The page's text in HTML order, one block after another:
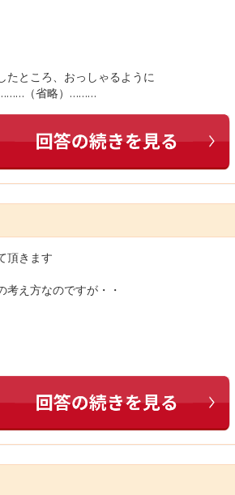
たところ、おっしゃるように
………（省略）………
頂きます
え方なのですが・・